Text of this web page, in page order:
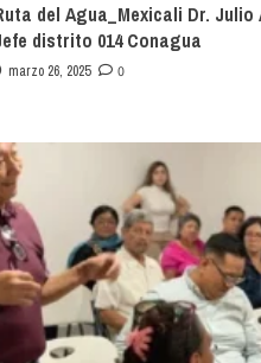
del Agua_Mexicali Dr. Julio
distrito 014 Conagua
marzo 26, 2025 0